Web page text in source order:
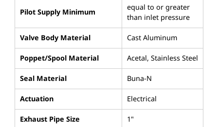
Pilot Supply Minimum
equal to or greater
than inlet pressure
Valve Body Material
Cast Aluminum
Poppet/Spool Material
Acetal, Stainless Steel
Seal Material
Buna-N
Actuation
Electrical
Exhaust Pipe Size
1"